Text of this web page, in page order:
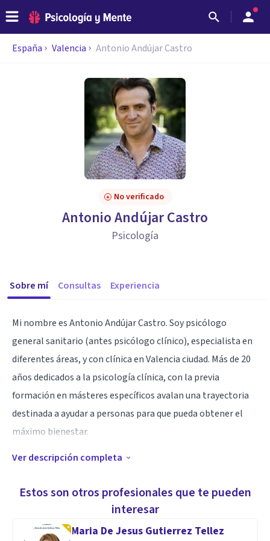
España Valencia Antonio Andújar Castro
No verificado
Antonio Andújar Castro
Psicología
Sobre mí Consultas Experiencia
Mi nombre es Antonio Andújar Castro. Soy psicólogo
general sanitario (antes psicólogo clínico), especialista en
diferentes áreas, y con clínica en Valencia ciudad. Más de 20
años dedicados a la psicología clínica, con la previa
formación en másteres específicos avalan una trayectoria
destinada a ayudar a personas para que pueda obtener el
máximo bienestar.
Especialidad
ayudar a las personas con problemas que necesitan ayuda y
El hecho de ser, paralelamente, formador de futuros
Ver descripción completa
Estos son otros profesionales que te pueden
interesar
Maria De Jesus Gutierrez Tellez